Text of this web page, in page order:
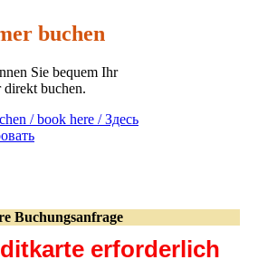
Buchungsanfrage
erforderlich